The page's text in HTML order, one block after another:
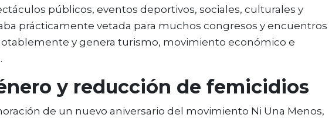
públicos, eventos deportivos, sociales, culturales y
prácticamente vetada para muchos congresos y encuentros
y genera turismo, movimiento económico e
y reducción de femicidios
de un nuevo aniversario del movimiento Ni Una Menos,